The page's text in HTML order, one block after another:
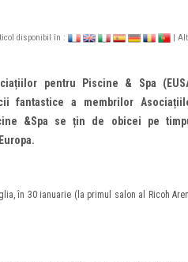
disponibil în : |
pentru Piscine & Spa
fantastice a membrilor
&Spa se țin de obicei pe
în 30 ianuarie (la primul salon al Ricoh